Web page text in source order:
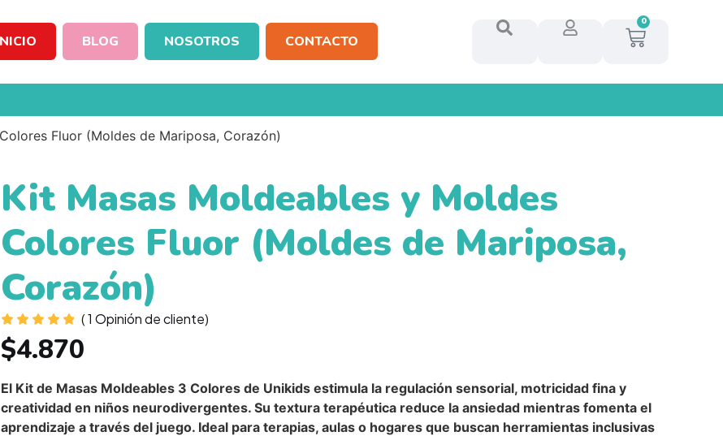
BLOG NOSOTROS CONTACTO
0
Fluor (Moldes de Mariposa, Corazón)
Kit Masas Moldeables y Moldes
Colores Fluor (Moldes de Mariposa,
Corazón)
(1 Opinión de cliente)
$4.870
El Kit de Masas Moldeables 3 Colores de Unikids estimula la regulación sensorial, motricidad fina y
creatividad en niños neurodivergentes. Su textura terapéutica reduce la ansiedad mientras fomenta el
aprendizaje a través del juego. Ideal para terapias, aulas o hogares que buscan herramientas inclusivas